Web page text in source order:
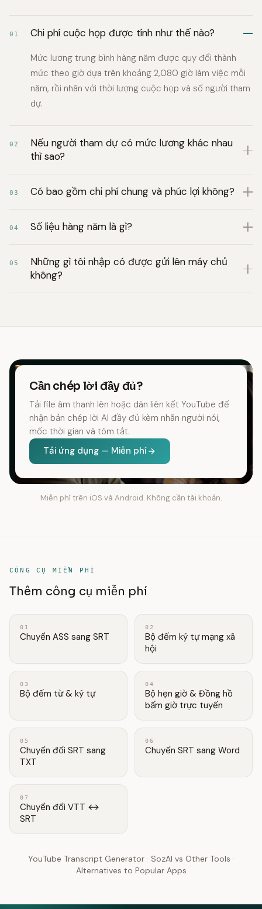
01 Chi phí cuộc họp được tính như thế nào?
Mức lương trung bình hàng năm được quy đổi thành
mức theo giờ dựa trên khoảng 2,080 giờ làm việc mỗi
năm, rồi nhân với thời lượng cuộc họp và số người tham
dự.
02
Nếu người tham dự có mức lương khác nhau
thì sao?
03 Có bao gồm chi phí chung và phúc lợi không?
04 Số liệu hàng năm là gì?
05
Những gì tôi nhập có được gửi lên máy chủ
không?
Cần chép lời đầy đủ?
Tải file âm thanh lên hoặc dán liên kết YouTube để
nhận bản chép lời AI đầy đủ kèm nhãn người nói,
mốc thời gian và tóm tắt.
Tải ứng dụng — Miễn phí
Miễn phí trên iOS và Android. Không cần tài khoản.
CÔNG CỤ MIỄN PHÍ
Thêm công cụ miễn phí
01
Chuyển ASS sang SRT
02
Bộ đếm ký tự mạng xã
hội
03
Bộ đếm từ & ký tự
04
Bộ hẹn giờ & Đồng hồ
bấm giờ trực tuyến
05
Chuyển đổi SRT sang
TXT
06
Chuyển SRT sang Word
07
Chuyển đổi VTT ↔
SRT
YouTube Transcript Generator· SozAI vs Other Tools ·
Alternatives to Popular Apps